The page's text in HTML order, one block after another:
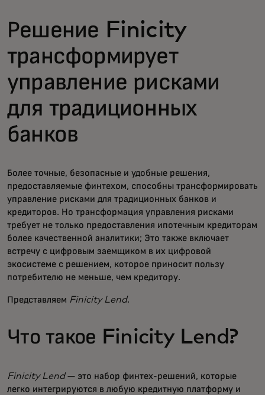
Решение Finicity
трансформирует
управление рисками
для традиционных
банков
Более точные, безопасные и удобные решения,
предоставляемые финтехом, способны трансформировать
управление рисками для традиционных банков и
кредиторов. Но трансформация управления рисками
требует не только предоставления ипотечным кредиторам
более качественной аналитики; Это также включает
встречу с цифровым заемщиком в их цифровой
экосистеме с решением, которое приносит пользу
потребителю не меньше, чем кредитору.
Представляем Finicity Lend.
Что такое Finicity Lend?
Finicity Lend— это набор финтех-решений, которые
легко интегрируются в любую кредитную платформу и